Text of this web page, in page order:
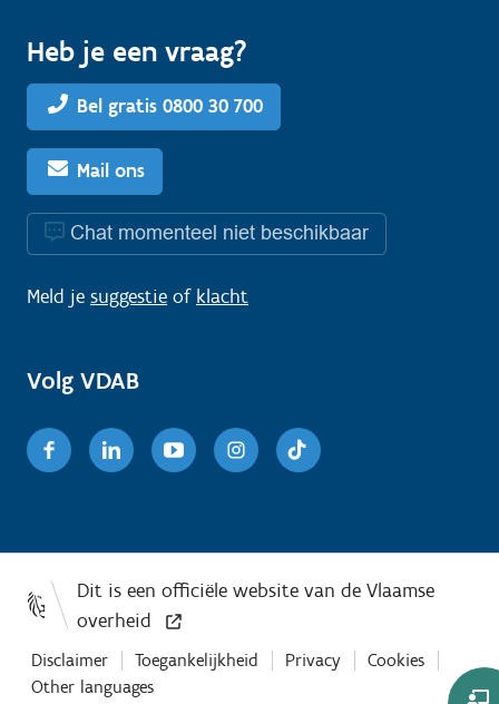
Heb je een vraag?
Bel gratis 0800 30 700
Mail ons
Chat momenteel niet beschikbaar
Meld je suggestie of klacht
Volg VDAB
FacebookLinkedinYoutubeInstagram
Disclaimer Toegankelijkheid Privacy
Cookies
Other languages